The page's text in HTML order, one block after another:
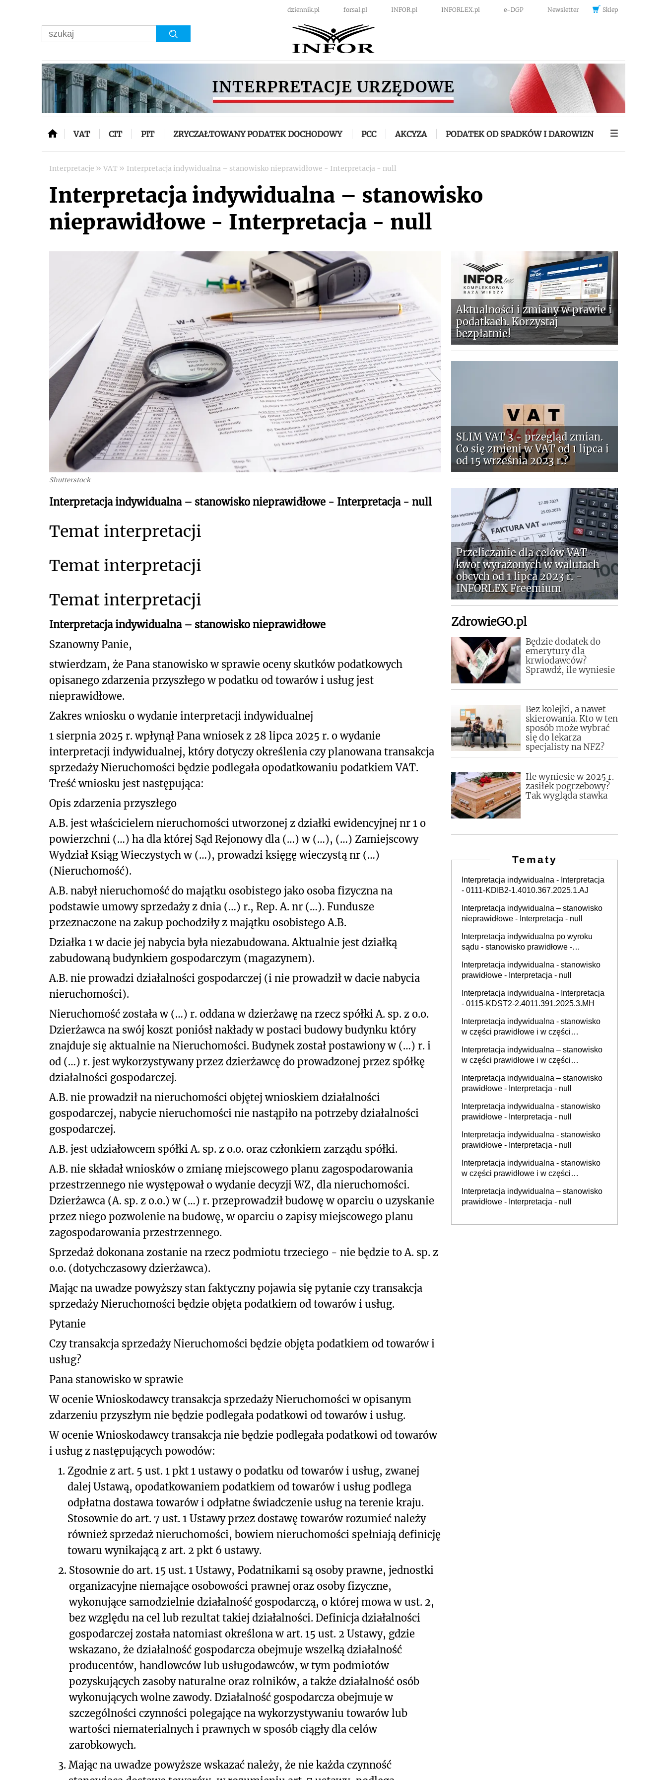
dziennik.pl forsal.pl INFOR.pl INFORLEX.pl e-DGP Newsletter Sklep
VAT CIT PIT ZRYCZAŁTOWANY PODATEK DOCHODOWY PCC AKCYZA PODATEK OD SPADKÓW I DAROWIZN
Interpretacje » VAT » Interpretacja indywidualna – stanowisko nieprawidłowe - Interpretacja - null
Interpretacja indywidualna – stanowisko
nieprawidłowe - Interpretacja - null
Shutterstock
Interpretacja indywidualna – stanowisko nieprawidłowe - Interpretacja - null
Temat interpretacji
Temat interpretacji
Temat interpretacji
Interpretacja indywidualna – stanowisko nieprawidłowe
Szanowny Panie,
stwierdzam, że Pana stanowisko w sprawie oceny skutków podatkowych
opisanego zdarzenia przyszłego w podatku od towarów i usług jest
nieprawidłowe.
Zakres wniosku o wydanie interpretacji indywidualnej
1 sierpnia 2025 r. wpłynął Pana wniosek z 28 lipca 2025 r. o wydanie
interpretacji indywidualnej, który dotyczy określenia czy planowana transakcja
sprzedaży Nieruchomości będzie podlegała opodatkowaniu podatkiem VAT.
Treść wniosku jest następująca:
Opis zdarzenia przyszłego
A.B. jest właścicielem nieruchomości utworzonej z działki ewidencyjnej nr 1 o
powierzchni (…) ha dla której Sąd Rejonowy dla (…) w (…), (…) Zamiejscowy
Wydział Ksiąg Wieczystych w (…), prowadzi księgę wieczystą nr (…)
(Nieruchomość).
A.B. nabył nieruchomość do majątku osobistego jako osoba fizyczna na
podstawie umowy sprzedaży z dnia (…) r., Rep. A. nr (…). Fundusze
przeznaczone na zakup pochodziły z majątku osobistego A.B.
Działka 1 w dacie jej nabycia była niezabudowana. Aktualnie jest działką
zabudowaną budynkiem gospodarczym (magazynem).
A.B. nie prowadzi działalności gospodarczej (i nie prowadził w dacie nabycia
nieruchomości).
Nieruchomość została w (…) r. oddana w dzierżawę na rzecz spółki A. sp. z o.o.
Dzierżawca na swój koszt poniósł nakłady w postaci budowy budynku który
znajduje się aktualnie na Nieruchomości. Budynek został postawiony w (…) r. i
od (…) r. jest wykorzystywany przez dzierżawcę do prowadzonej przez spółkę
działalności gospodarczej.
A.B. nie prowadził na nieruchomości objętej wnioskiem działalności
gospodarczej, nabycie nieruchomości nie nastąpiło na potrzeby działalności
gospodarczej.
A.B. jest udziałowcem spółki A. sp. z o.o. oraz członkiem zarządu spółki.
A.B. nie składał wniosków o zmianę miejscowego planu zagospodarowania
przestrzennego nie występował o wydanie decyzji WZ, dla nieruchomości.
Dzierżawca (A. sp. z o.o.) w (…) r. przeprowadził budowę w oparciu o uzyskanie
przez niego pozwolenie na budowę, w oparciu o zapisy miejscowego planu
zagospodarowania przestrzennego.
Sprzedaż dokonana zostanie na rzecz podmiotu trzeciego - nie będzie to A. sp. z
o.o. (dotychczasowy dzierżawca).
Mając na uwadze powyższy stan faktyczny pojawia się pytanie czy transakcja
sprzedaży Nieruchomości będzie objęta podatkiem od towarów i usług.
Pytanie
Czy transakcja sprzedaży Nieruchomości będzie objęta podatkiem od towarów i
usług?
Pana stanowisko w sprawie
W ocenie Wnioskodawcy transakcja sprzedaży Nieruchomości w opisanym
zdarzeniu przyszłym nie będzie podlegała podatkowi od towarów i usług.
W ocenie Wnioskodawcy transakcja nie będzie podlegała podatkowi od towarów
i usług z następujących powodów:
1. Zgodnie z art. 5 ust. 1 pkt 1 ustawy o podatku od towarów i usług, zwanej
dalej Ustawą, opodatkowaniem podatkiem od towarów i usług podlega
odpłatna dostawa towarów i odpłatne świadczenie usług na terenie kraju.
Stosownie do art. 7 ust. 1 Ustawy przez dostawę towarów rozumieć należy
również sprzedaż nieruchomości, bowiem nieruchomości spełniają definicję
towaru wynikającą z art. 2 pkt 6 ustawy.
2. Stosownie do art. 15 ust. 1 Ustawy, Podatnikami są osoby prawne, jednostki
organizacyjne niemające osobowości prawnej oraz osoby fizyczne,
wykonujące samodzielnie działalność gospodarczą, o której mowa w ust. 2,
bez względu na cel lub rezultat takiej działalności. Definicja działalności
gospodarczej została natomiast określona w art. 15 ust. 2 Ustawy, gdzie
wskazano, że działalność gospodarcza obejmuje wszelką działalność
producentów, handlowców lub usługodawców, w tym podmiotów
pozyskujących zasoby naturalne oraz rolników, a także działalność osób
wykonujących wolne zawody. Działalność gospodarcza obejmuje w
szczególności czynności polegające na wykorzystywaniu towarów lub
wartości niematerialnych i prawnych w sposób ciągły dla celów
zarobkowych.
3. Mając na uwadze powyższe wskazać należy, że nie każda czynność
Aktualności i zmiany w prawie i
podatkach. Korzystaj
bezpłatnie!
SLIM VAT 3 - przegląd zmian.
Co się zmieni w VAT od 1 lipca i
od 15 września 2023 r.?
Przeliczanie dla celów VAT
kwot wyrażonych w walutach
obcych od 1 lipca 2023 r. -
INFORLEX Freemium
ZdrowieGO.pl
Będzie dodatek do
emerytury dla
krwiodawców?
Sprawdź, ile wyniesie
Bez kolejki, a nawet
skierowania. Kto w ten
sposób może wybrać
się do lekarza
specjalisty na NFZ?
Ile wyniesie w 2025 r.
zasiłek pogrzebowy?
Tak wygląda stawka
Tematy
Interpretacja indywidualna - Interpretacja
- 0111-KDIB2-1.4010.367.2025.1.AJ
Interpretacja indywidualna – stanowisko
nieprawidłowe - Interpretacja - null
Interpretacja indywidualna po wyroku
sądu - stanowisko prawidłowe -
Interpretacja indywidualna - stanowisko
prawidłowe - Interpretacja - null
Interpretacja indywidualna - Interpretacja
- 0115-KDST2-2.4011.391.2025.3.MH
Interpretacja indywidualna - stanowisko
w części prawidłowe i w części
Interpretacja indywidualna – stanowisko
w części prawidłowe i w części
Interpretacja indywidualna – stanowisko
prawidłowe - Interpretacja - null
Interpretacja indywidualna - stanowisko
prawidłowe - Interpretacja - null
Interpretacja indywidualna - stanowisko
prawidłowe - Interpretacja - null
Interpretacja indywidualna - stanowisko
w części prawidłowe i w części
Interpretacja indywidualna – stanowisko
prawidłowe - Interpretacja - null